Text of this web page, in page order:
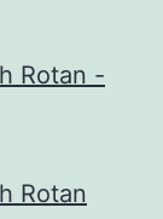
Rotan -
Rotan